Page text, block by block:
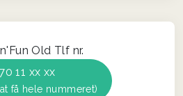
Old Tlf nr.
70 11 xx xx
få hele nummeret)